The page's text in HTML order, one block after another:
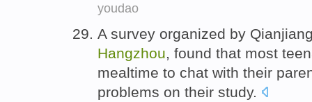
youdao
Asurvey organized by
Hangzhou, found that most
mealtime to chat with their
problems on their study.